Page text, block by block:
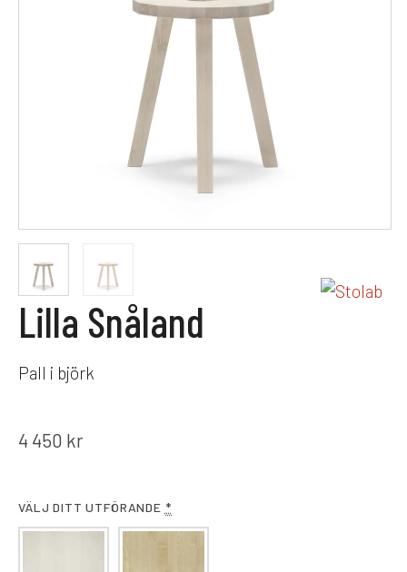
Lilla Snåland
Pall i björk
4 450 kr
VÄLJ DITT UTFÖRANDE *